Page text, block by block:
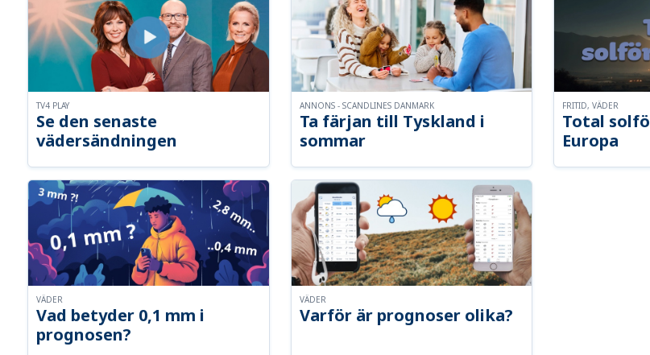
Se den senaste
vädersändningen
TV4 PLAY
Ta färjan till Tyskland i
sommar
ANNONS - SCANDLINES DANMARK
Total
Europa
FRITID, VÄDER
Vad betyder 0,1 mm i
prognosen?
VÄDER
Varför är prognoser olika?
VÄDER